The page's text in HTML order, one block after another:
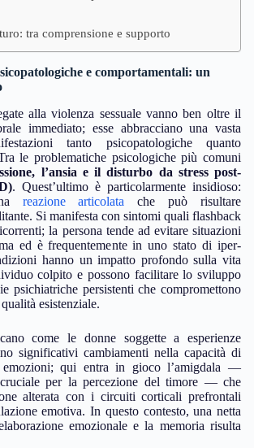
tra comprensione e supporto
e comportamentali: un
alla violenza sessuale vanno ben oltre il
immediato; esse abbracciano una vasta
tanto psicopatologiche quanto
le problematiche psicologiche più comuni
l’ansia e il disturbo da stress post-
. Quest’ultimo è particolarmente insidioso:
reazione articolata che può risultare
Si manifesta con sintomi quali flashback
la persona tende ad evitare situazioni
ed è frequentemente in uno stato di iper-
hanno un impatto profondo sulla vita
colpito e possono facilitare lo sviluppo
psichiatriche persistenti che compromettono
esistenziale.
come le donne soggette a esperienze
significativi cambiamenti nella capacità di
emozioni; qui entra in gioco l’amigdala —
cruciale per la percezione del timore — che
alterata con i circuiti corticali prefrontali
emotiva. In questo contesto, una netta
emozionale e la memoria risulta